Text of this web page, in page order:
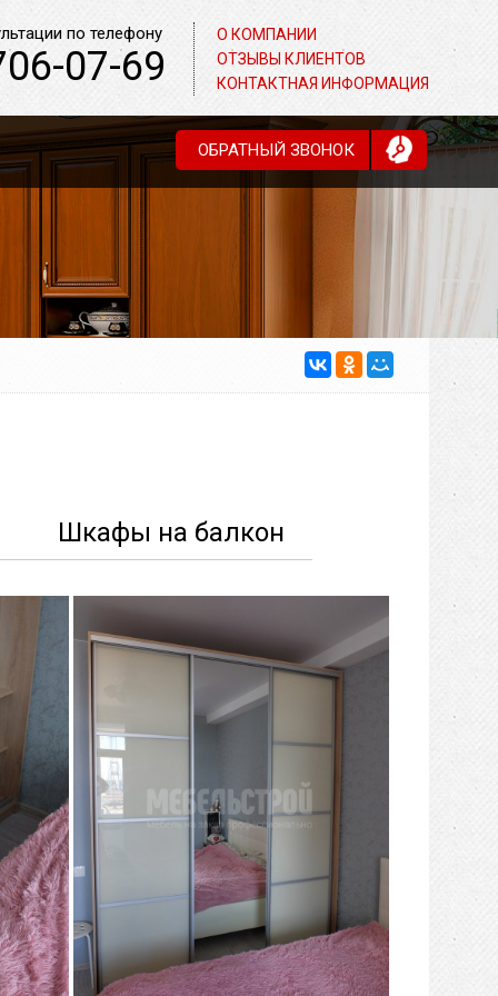
по телефону
07-69
О КОМПАНИИ
ОТЗЫВЫ КЛИЕНТОВ
КОНТАКТНАЯ ИНФОРМАЦИЯ
ОБРАТНЫЙ ЗВОНОК
Шкафы на балкон